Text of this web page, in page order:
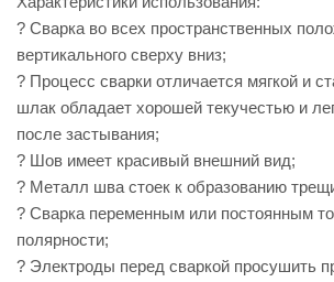
? Сварка во всех пространственных
вертикального сверху вниз;
? Процесс сварки отличается мягкой и
шлак обладает хорошей текучестью и
после застывания;
? Шов имеет красивый внешний вид;
? Металл шва стоек к образованию
? Сварка переменным или постоянным
полярности;
? Электроды перед сваркой просушить